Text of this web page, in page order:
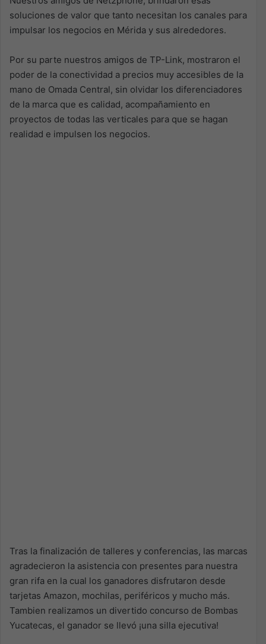
soluciones de valor que tanto necesitan los canales para
impulsar los negocios en Mérida y sus alrededores.
Por su parte nuestros amigos de TP-Link, mostraron el
poder de la conectividad a precios muy accesibles de la
mano de Omada Central, sin olvidar los diferenciadores
de la marca que es calidad, acompañamiento en
proyectos de todas las verticales para que se hagan
realidad e impulsen los negocios.
Tras la finalización de talleres y conferencias, las marcas
agradecieron la asistencia con presentes para nuestra
gran rifa en la cual los ganadores disfrutaron desde
tarjetas Amazon, mochilas, periféricos y mucho más.
Tambien realizamos un divertido concurso de Bombas
Yucatecas, el ganador se llevó ¡una silla ejecutiva!